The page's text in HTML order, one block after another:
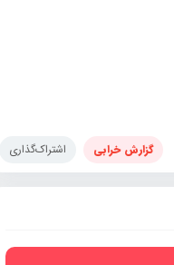
گزارش خرابی اشتراک‌گذاری